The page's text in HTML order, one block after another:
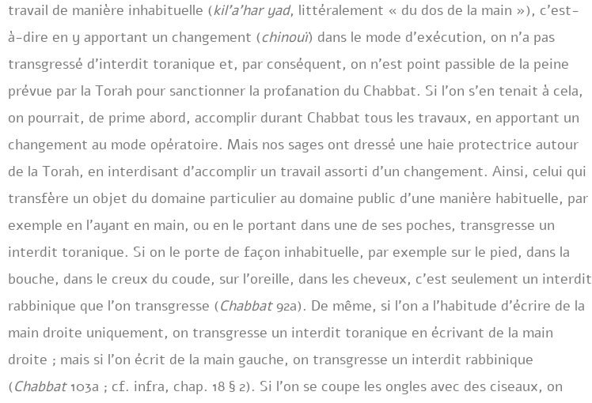
travail de manière inhabituelle (kil’a’har yad, littéralement « du dos de la main »), c’est-
à-dire en y apportant un changement (chinouï) dans le mode d’exécution, on n’a pas
transgressé d’interdit toranique et, par conséquent, on n’est point passible de la peine
prévue par la Torah pour sanctionner la profanation du Chabbat. Si l’on s’en tenait à cela,
on pourrait, de prime abord, accomplir durant Chabbat tous les travaux, en apportant un
changement au mode opératoire. Mais nos sages ont dressé une haie protectrice autour
de la Torah, en interdisant d’accomplir un travail assorti d’un changement. Ainsi, celui qui
transfère un objet du domaine particulier au domaine public d’une manière habituelle, par
exemple en l’ayant en main, ou en le portant dans une de ses poches, transgresse un
interdit toranique. Si on le porte de façon inhabituelle, par exemple sur le pied, dans la
bouche, dans le creux du coude, sur l’oreille, dans les cheveux, c’est seulement un interdit
rabbinique que l’on transgresse (Chabbat 92a). De même, si l’on a l’habitude d’écrire de la
main droite uniquement, on transgresse un interdit toranique en écrivant de la main
droite ; mais si l’on écrit de la main gauche, on transgresse un interdit rabbinique
(Chabbat103a ; cf. infra, chap. 18 § 2). Si l’on se coupe les ongles avec des ciseaux, on